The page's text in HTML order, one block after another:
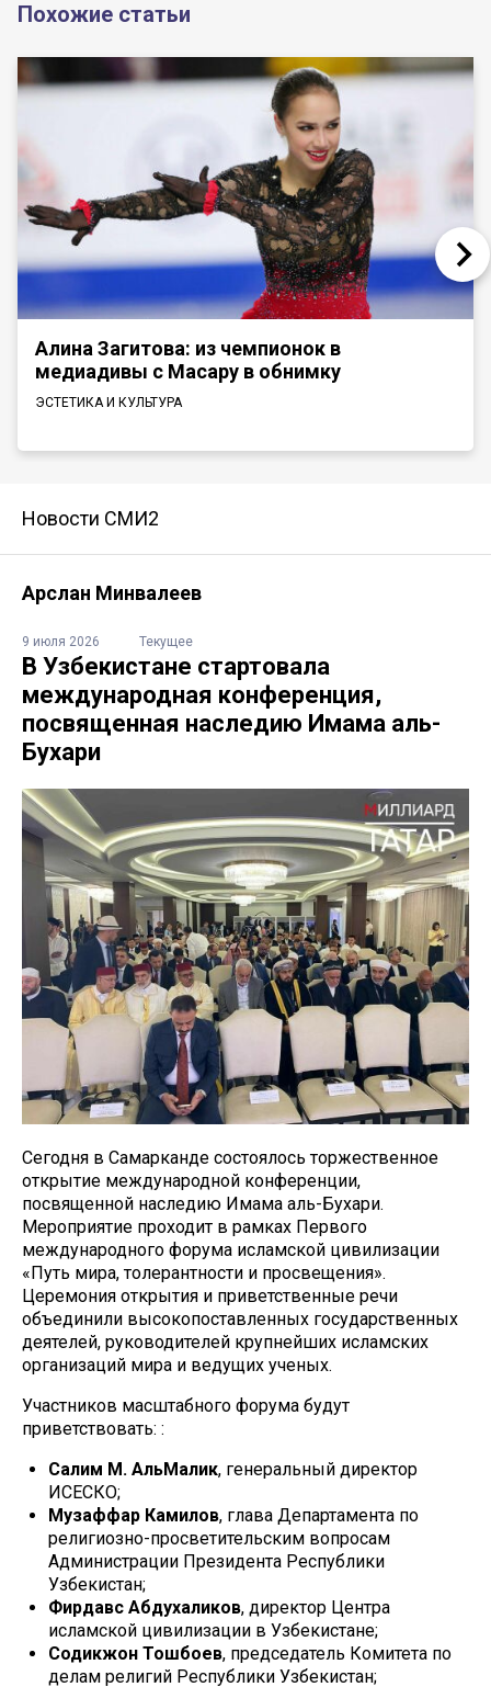
Похожие статьи
Алина Загитова: из чемпионок в
медиадивы с Масару в обнимку
ЭСТЕТИКА И КУЛЬТУРА
Новости СМИ2
Арслан Минвалеев
9 июля 2026 Текущее
В Узбекистане стартовала
международная конференция,
посвященная наследию Имама аль-
Бухари
Сегодня в Самарканде состоялось торжественное
открытие международной конференции,
посвященной наследию Имама аль-Бухари.
Мероприятие проходит в рамках Первого
международного форума исламской цивилизации
«Путь мира, толерантности и просвещения».
Церемония открытия и приветственные речи
объединили высокопоставленных государственных
деятелей, руководителей крупнейших исламских
организаций мира и ведущих ученых.
Участников масштабного форума будут
приветствовать: :
Салим М. АльМалик, генеральный директор
ИСЕСКО;
Музаффар Камилов, глава Департамента по
религиозно-просветительским вопросам
Администрации Президента Республики
Узбекистан;
Фирдавс Абдухаликов, директор Центра
исламской цивилизации в Узбекистане;
Содикжон Тошбоев, председатель Комитета по
делам религий Республики Узбекистан;